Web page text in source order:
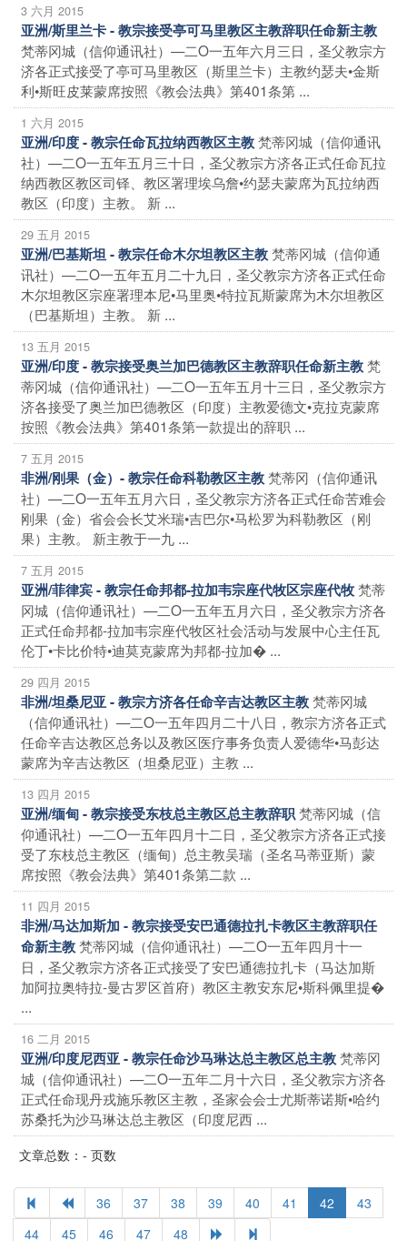
3 六月 2015
亚洲/斯里兰卡 - 教宗接受亭可马里教区主教辞职任命新主教
梵蒂冈城（信仰通讯社）—二O一五年六月三日，圣父教宗方
济各正式接受了亭可马里教区（斯里兰卡）主教约瑟夫•金斯
利•斯旺皮莱蒙席按照《教会法典》第401条第 ...
1 六月 2015
亚洲/印度 - 教宗任命瓦拉纳西教区主教梵蒂冈城（信仰通讯
社）—二O一五年五月三十日，圣父教宗方济各正式任命瓦拉
纳西教区教区司铎、教区署理埃乌詹•约瑟夫蒙席为瓦拉纳西
教区（印度）主教。 新 ...
29 五月 2015
亚洲/巴基斯坦 - 教宗任命木尔坦教区主教梵蒂冈城（信仰通
讯社）—二O一五年五月二十九日，圣父教宗方济各正式任命
木尔坦教区宗座署理本尼•马里奥•特拉瓦斯蒙席为木尔坦教区
（巴基斯坦）主教。 新 ...
13 五月 2015
亚洲/印度 - 教宗接受奥兰加巴德教区主教辞职任命新主教梵
蒂冈城（信仰通讯社）—二O一五年五月十三日，圣父教宗方
济各接受了奥兰加巴德教区（印度）主教爱德文•克拉克蒙席
按照《教会法典》第401条第一款提出的辞职 ...
7 五月 2015
非洲/刚果（金）- 教宗任命科勒教区主教梵蒂冈（信仰通讯
社）—二O一五年五月六日，圣父教宗方济各正式任命苦难会
刚果（金）省会会长艾米瑞•吉巴尔•马松罗为科勒教区（刚
果）主教。 新主教于一九 ...
7 五月 2015
亚洲/菲律宾 - 教宗任命邦都-拉加韦宗座代牧区宗座代牧梵蒂
冈城（信仰通讯社）—二O一五年五月六日，圣父教宗方济各
正式任命邦都-拉加韦宗座代牧区社会活动与发展中心主任瓦
伦丁•卡比价特•迪莫克蒙席为邦都-拉加� ...
29 四月 2015
非洲/坦桑尼亚 - 教宗方济各任命辛吉达教区主教梵蒂冈城
（信仰通讯社）—二O一五年四月二十八日，教宗方济各正式
任命辛吉达教区总务以及教区医疗事务负责人爱德华•马彭达
蒙席为辛吉达教区（坦桑尼亚）主教 ...
13 四月 2015
亚洲/缅甸 - 教宗接受东枝总主教区总主教辞职梵蒂冈城（信
仰通讯社）—二O一五年四月十二日，圣父教宗方济各正式接
受了东枝总主教区（缅甸）总主教吴瑞（圣名马蒂亚斯）蒙
席按照《教会法典》第401条第二款 ...
11 四月 2015
非洲/马达加斯加 - 教宗接受安巴通德拉扎卡教区主教辞职任
命新主教梵蒂冈城（信仰通讯社）—二O一五年四月十一
日，圣父教宗方济各正式接受了安巴通德拉扎卡（马达加斯
加阿拉奥特拉-曼古罗区首府）教区主教安东尼•斯科佩里提�
...
16 二月 2015
亚洲/印度尼西亚 - 教宗任命沙马琳达总主教区总主教梵蒂冈
城（信仰通讯社）—二O一五年二月十六日，圣父教宗方济各
正式任命现丹戎施乐教区主教，圣家会会士尤斯蒂诺斯•哈约
苏桑托为沙马琳达总主教区（印度尼西 ...
文章总数：- 页数
36 37 38 39 40 41 42
43
44
45 46 47 48